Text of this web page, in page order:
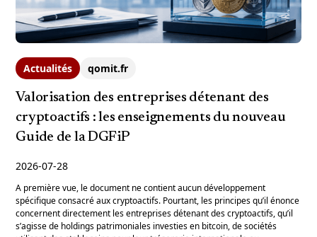
Actualités qomit.fr
Valorisation des entreprises détenant des
cryptoactifs : les enseignements du nouveau
Guide de la DGFiP
2026-07-28
A première vue, le document ne contient aucun développement
spécifique consacré aux cryptoactifs. Pourtant, les principes qu’il énonce
concernent directement les entreprises détenant des cryptoactifs, qu’il
s’agisse de holdings patrimoniales investies en bitcoin, de sociétés